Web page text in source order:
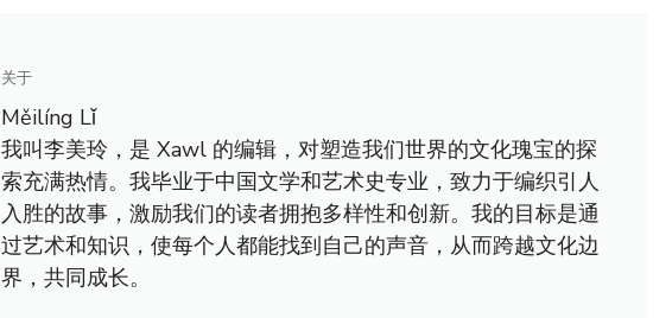
关于
Měilíng Lǐ
我叫李美玲，是 Xawl 的编辑，对塑造我们世界的文化瑰宝的探
索充满热情。我毕业于中国文学和艺术史专业，致力于编织引人
入胜的故事，激励我们的读者拥抱多样性和创新。我的目标是通
过艺术和知识，使每个人都能找到自己的声音，从而跨越文化边
界，共同成长。